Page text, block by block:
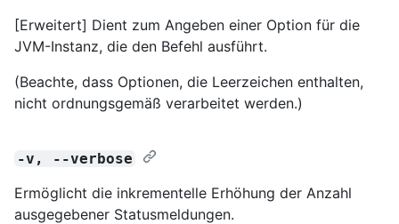
[Erweitert] Dient zum Angeben einer Option für die
JVM-Instanz, die den Befehl ausführt.
(Beachte, dass Optionen, die Leerzeichen enthalten,
nicht ordnungsgemäß verarbeitet werden.)
-v, --verbose
Ermöglicht die inkrementelle Erhöhung der Anzahl
ausgegebener Statusmeldungen.